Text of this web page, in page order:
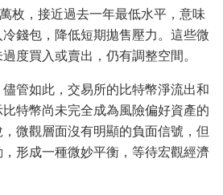
枚，接近過去一年最低水平，意味
錢包，降低短期拋售壓力。這些微
度買入或賣出，仍有調整空間。
管如此，交易所的比特幣淨流出和
特幣尚未完全成為風險偏好資產的
微觀層面沒有明顯的負面信號，但
形成一種微妙平衡，等待宏觀經濟